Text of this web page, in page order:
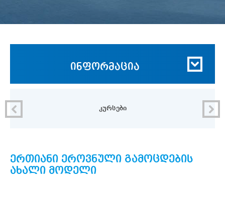
ინფორმაცია
კურსები
ერთიანი ეროვნული გამოცდების
ახალი მოდელი